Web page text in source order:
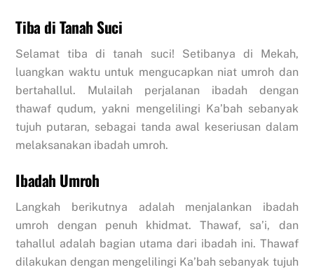
Tiba di Tanah Suci
Selamat tiba di tanah suci! Setibanya di Mekah,
luangkan waktu untuk mengucapkan niat umroh dan
bertahallul. Mulailah perjalanan ibadah dengan
thawaf qudum, yakni mengelilingi Ka’bah sebanyak
tujuh putaran, sebagai tanda awal keseriusan dalam
melaksanakan ibadah umroh.
Ibadah Umroh
Langkah berikutnya adalah menjalankan ibadah
umroh dengan penuh khidmat. Thawaf, sa’i, dan
tahallul adalah bagian utama dari ibadah ini. Thawaf
dilakukan dengan mengelilingi Ka’bah sebanyak tujuh